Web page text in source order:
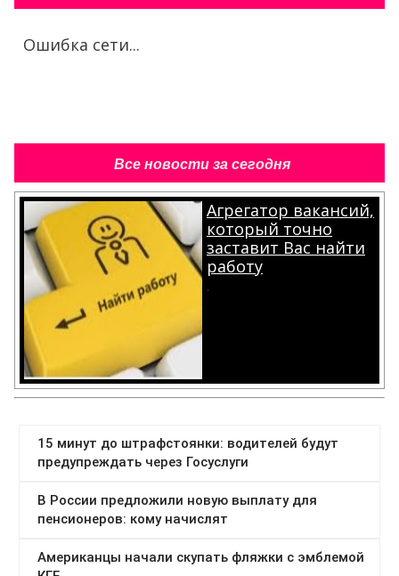
Ошибка сети...
Все новости за сегодня
Агрегатор вакансий,
который точно
заставит Вас найти
работу
.